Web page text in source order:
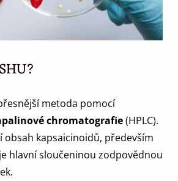
metoda pomocí
chromatografie(HPLC).
kapsaicinoidů, především
hlavní sloučeninou zodpovědnou